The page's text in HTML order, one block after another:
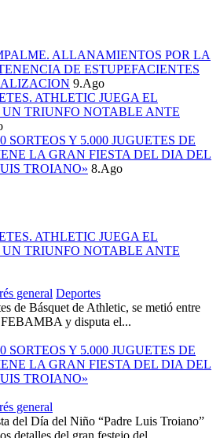
ALLANAMIENTOS POR LA
DE ESTUPEFACIENTES
9.Ago
ATHLETIC JUEGA EL
TRIUNFO NOTABLE ANTE
SORTEOS Y 5.000 JUGUETES DE
LA GRAN FIESTA DEL DIA DEL
TROIANO» 8.Ago
ATHLETIC JUEGA EL
TRIUNFO NOTABLE ANTE
general Deportes
de Básquet de Athletic, se metió entre
FEBAMBA y disputa el...
SORTEOS Y 5.000 JUGUETES DE
LA GRAN FIESTA DEL DIA DEL
TROIANO»
general
del Día del Niño “Padre Luis Troiano”
detalles del gran festejo del...